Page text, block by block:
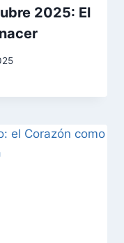
2025: El